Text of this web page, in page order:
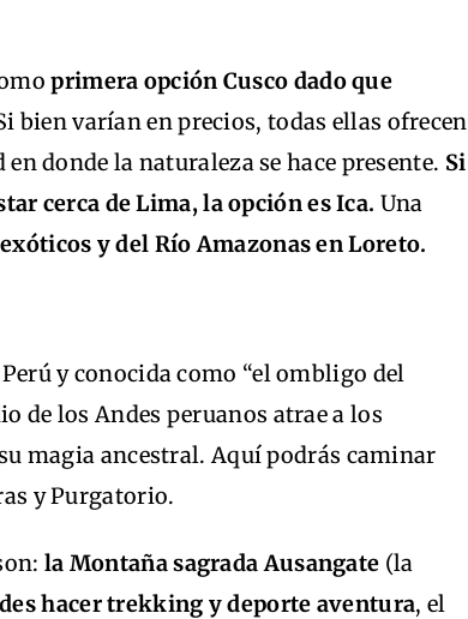
primera opción Cusco dado que
bien varían en precios, todas ellas ofrecen
donde la naturaleza se hace presente. Si
cerca de Lima, la opción es Ica. Una
y del Río Amazonas en Loreto.
y conocida como “el ombligo del
de los Andes peruanos atrae a los
magia ancestral. Aquí podrás caminar
y Purgatorio.
la Montaña sagrada Ausangate (la
hacer trekking y deporte aventura, el